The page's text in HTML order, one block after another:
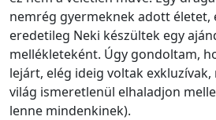
nemrég gyermeknek adott életet,
eredetileg Neki készültek egy
mellékleteként. Úgy gondoltam,
lejárt, elég ideig voltak
világ ismeretlenül elhaladjon
lenne mindenkinek).